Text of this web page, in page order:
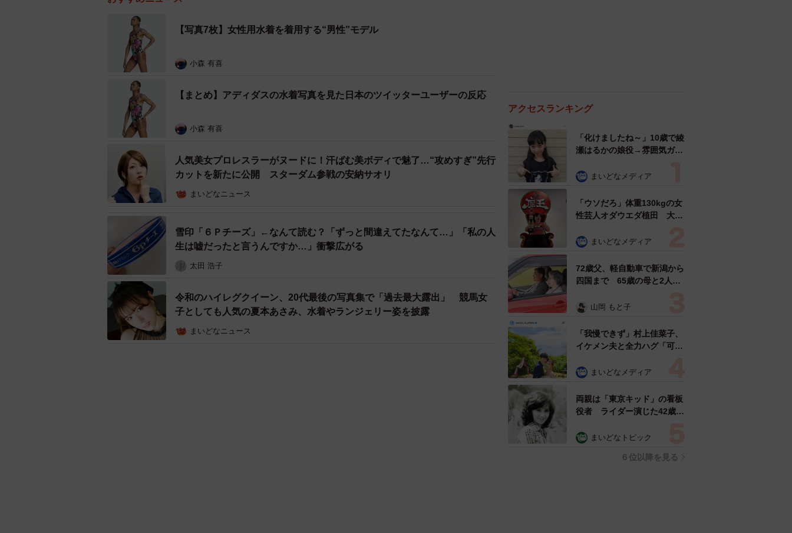
【写真7枚】女性用水着を着用する“男性”モデル
小森 有喜
【まとめ】アディダスの水着写真を見た日本のツイッターユーザーの反応
小森 有喜
人気美女プロレスラーがヌードに！汗ばむ美ボディで魅了…“攻めすぎ”先行
カットを新たに公開 スターダム参戦の安納サオリ
まいどなニュース
雪印「６Ｐチーズ」←なんて読む？「ずっと間違えてたなんて…」「私の人
生は嘘だったと言うんですか…」衝撃広がる
太田 浩子
令和のハイレグクイーン、20代最後の写真集で「過去最大露出」 競馬女
子としても人気の夏本あさみ、水着やランジェリー姿を披露
まいどなニュース
アクセスランキング
「化けましたね～」10歳で綾
瀬はるかの娘役→雰囲気ガラ
雰囲気が」「宝塚に入れそ
まいどなメディア
「ウソだろ」体重130kgの女
性芸人オダウエダ植田 大学
で」 まいどなメディア
72歳父、軽自動車で新潟から
四国まで 65歳の母と2人で
憩まで分刻み… 「大学生で
山岡 もと子
「我慢できず」村上佳菜子、
イケメン夫と全力ハグ「可愛
まいどなメディア
両親は「東京キッド」の看板
役者 ライダー演じた42歳元
ングフォト」計画を明言
まいどなトピック
６位以降を見る